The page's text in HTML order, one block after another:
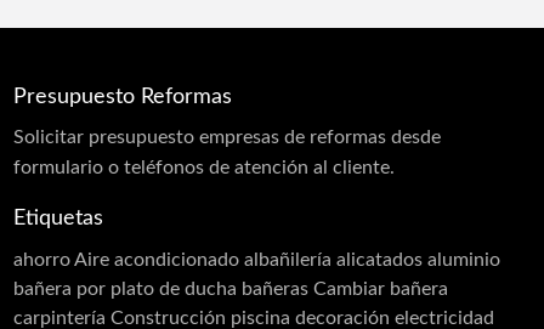
Protección Pasiva Contra Incendios
Puertas acústicas
Revestimiento monocapa
Carpinterias
Acero Inoxidable
Presupuesto Reformas
Solicitar presupuestoempresas de reformas desde
formulario o teléfonos de atención al cliente.
Etiquetas
ahorro Aire acondicionado albañilería alicatados aluminio
bañera por plato de ducha bañeras Cambiar bañera
carpintería Construcción piscina decoración electricidad